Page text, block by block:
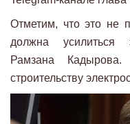
Отметим, что это не
должна усилиться
Рамзана
строительству